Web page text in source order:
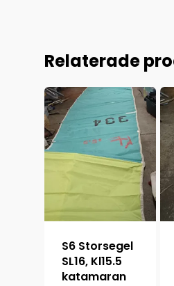
Relaterade
S6 Storsegel
SL16, Kl15.5
katamaran